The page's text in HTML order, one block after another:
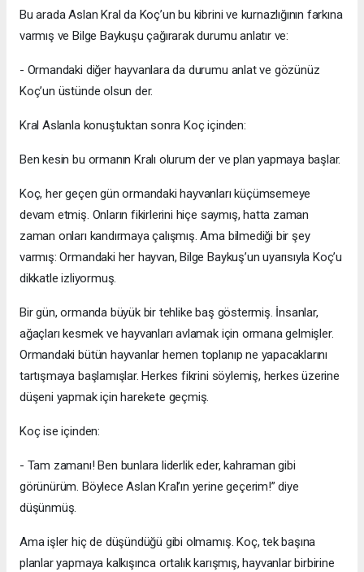
Bu arada Aslan Kral da Koç’un bu kibrini ve kurnazlığının farkına
varmış ve Bilge Baykuşu çağırarak durumu anlatır ve:
- Ormandaki diğer hayvanlara da durumu anlat ve gözünüz
Koç’un üstünde olsun der.
Kral Aslanla konuştuktan sonra Koç içinden:
Ben kesin bu ormanın Kralı olurum der ve plan yapmaya başlar.
Koç, her geçen gün ormandaki hayvanları küçümsemeye
devam etmiş. Onların fikirlerini hiçe saymış, hatta zaman
zaman onları kandırmaya çalışmış. Ama bilmediği bir şey
varmış: Ormandaki her hayvan, Bilge Baykuş’un uyarısıyla Koç’u
dikkatle izliyormuş.
Bir gün, ormanda büyük bir tehlike baş göstermiş. İnsanlar,
ağaçları kesmek ve hayvanları avlamak için ormana gelmişler.
Ormandaki bütün hayvanlar hemen toplanıp ne yapacaklarını
tartışmaya başlamışlar. Herkes fikrini söylemiş, herkes üzerine
düşeni yapmak için harekete geçmiş.
Koç ise içinden:
- Tam zamanı! Ben bunlara liderlik eder, kahraman gibi
görünürüm. Böylece Aslan Kral’ın yerine geçerim!” diye
düşünmüş.
Ama işler hiç de düşündüğü gibi olmamış. Koç, tek başına
planlar yapmaya kalkışınca ortalık karışmış, hayvanlar birbirine